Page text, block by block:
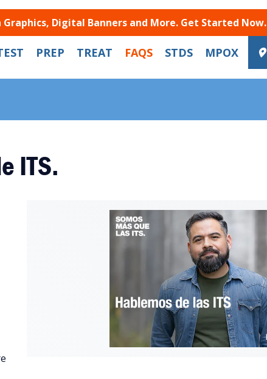
Digital Banners and More. Get Started Now.
PREP TREAT FAQS STDS MPOX
ITS.